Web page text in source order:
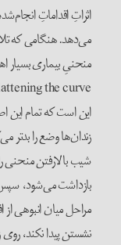
اثراتِ اقداماتِ
می‌دهد. هنگامی که
منحنیِ بیماری بسیار
این است که تمام این
زندان‌ها وضع را بدتر
شیب بالارفتن منحنی
بازداشت می‌شود، سپس
مراحل میان انبوهی
نشستن پیدا نکند،